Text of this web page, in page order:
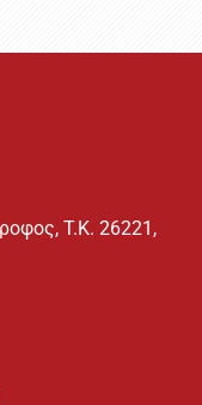
Τ.Κ. 26221,